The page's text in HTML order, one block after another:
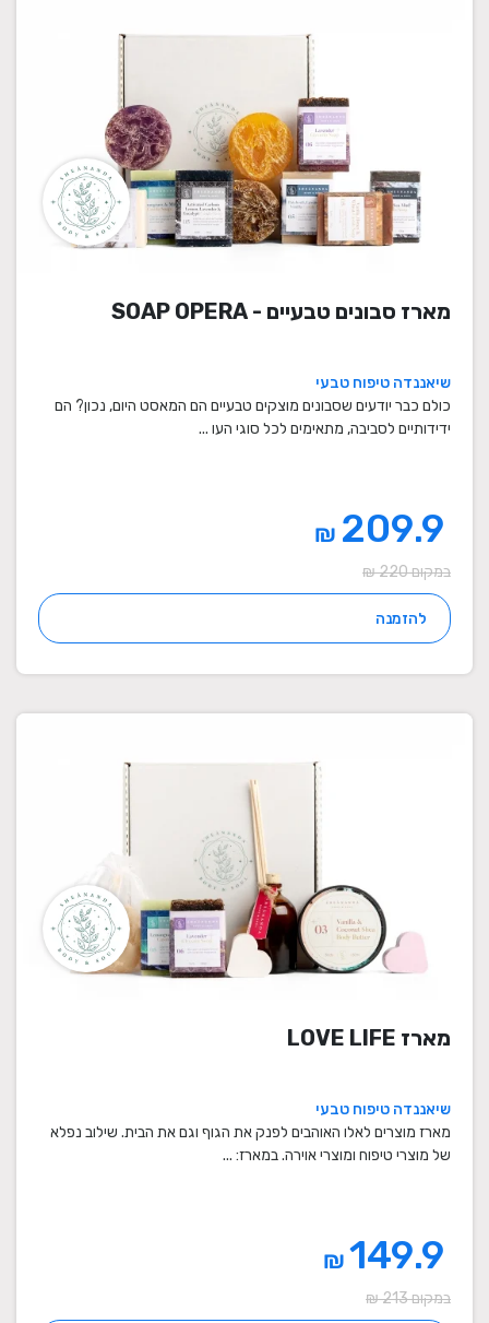
מארז סבונים טבעיים - SOAP OPERA
שיאננדה טיפוח טבעי
כולם כבר יודעים שסבונים מוצקים טבעיים הם המאסט היום, נכון? הם
ידידותיים לסביבה, מתאימים לכל סוגי העו ...
209.9
₪
במקום 220 ₪
להזמנה
מארז LOVE LIFE
שיאננדה טיפוח טבעי
מארז מוצרים לאלו האוהבים לפנק את הגוף וגם את הבית. שילוב נפלא
של מוצרי טיפוח ומוצרי אוירה. במארז: ...
149.9
₪
במקום 213 ₪